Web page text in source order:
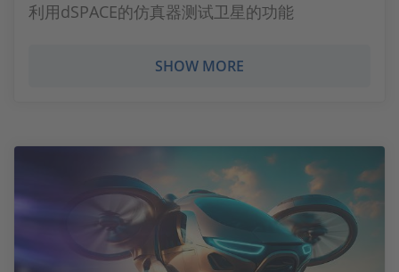
利用dSPACE的仿真器测试卫星的功能
SHOW MORE